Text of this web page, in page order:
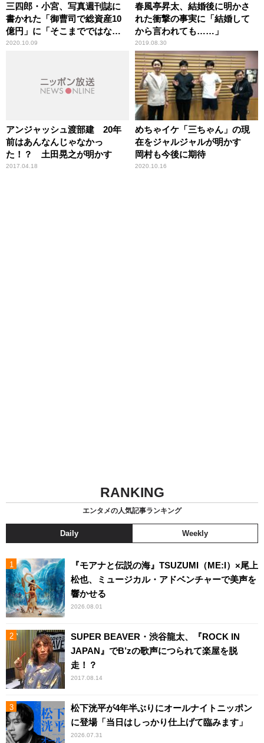
三四郎・小宮、写真週刊誌に
書かれた「御曹司で総資産10
億円」に「そこまでではない
ね」
2020.10.09
春風亭昇太、結婚後に明かさ
れた衝撃の事実に「結婚して
から言われても……」
2019.08.30
アンジャッシュ渡部建 20年
前はあんなんじゃなかっ
た！？ 土田晃之が明かす
2017.04.18
めちゃイケ「三ちゃん」の現
在をジャルジャルが明かす
岡村も今後に期待
2020.10.16
RANKING
エンタメの人気記事ランキング
Daily Weekly
『モアナと伝説の海』TSUZUMI（ME:I）×尾上
松也、ミュージカル・アドベンチャーで美声を
響かせる
2026.08.01
SUPER BEAVER・渋谷龍太、『ROCK IN
JAPAN』でB’zの歌声につられて楽屋を脱
走！？
2017.08.14
松下洸平が4年半ぶりにオールナイトニッポン
に登場「当日はしっかり仕上げて臨みます」
2026.07.31